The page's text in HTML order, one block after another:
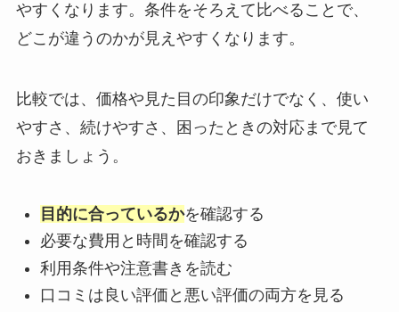
やすくなります。条件をそろえて比べることで、
どこが違うのかが見えやすくなります。
比較では、価格や見た目の印象だけでなく、使い
やすさ、続けやすさ、困ったときの対応まで見て
おきましょう。
目的に合っているかを確認する
必要な費用と時間を確認する
利用条件や注意書きを読む
口コミは良い評価と悪い評価の両方を見る